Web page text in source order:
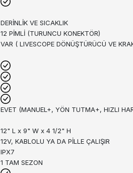
DERİNLİK VE SICAKLIK
12 PİMLİ (TURUNCU KONEKTÖR)
VAR ( LIVESCOPE DÖNÜŞTÜRÜCÜ VE
EVET (MANUEL+, YÖN TUTMA+, HIZLI
12" L x 9" W x 4 1/2" H
12V, KABLOLU YA DA PİLLE ÇALIŞIR
IPX7
1 TAM SEZON